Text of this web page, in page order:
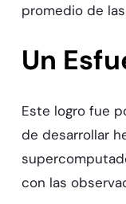
promedio de
Un
Este logro fue
de desarrollar
con las